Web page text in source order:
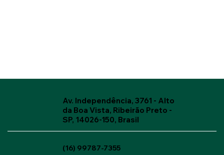
Av. Independência, 3761 - Alto
da Boa Vista, Ribeirão Preto -
SP, 14026-150, Brasil
(16) 99787-7355